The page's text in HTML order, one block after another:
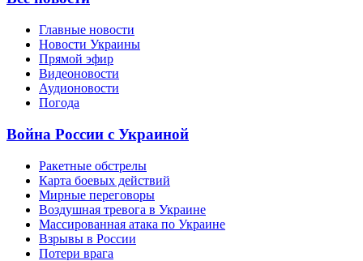
Главные новости
Новости Украины
Прямой эфир
Видеоновости
Аудионовости
Погода
Война России с Украиной
Ракетные обстрелы
Карта боевых действий
Мирные переговоры
Воздушная тревога в Украине
Массированная атака по Украине
Взрывы в России
Потери врага